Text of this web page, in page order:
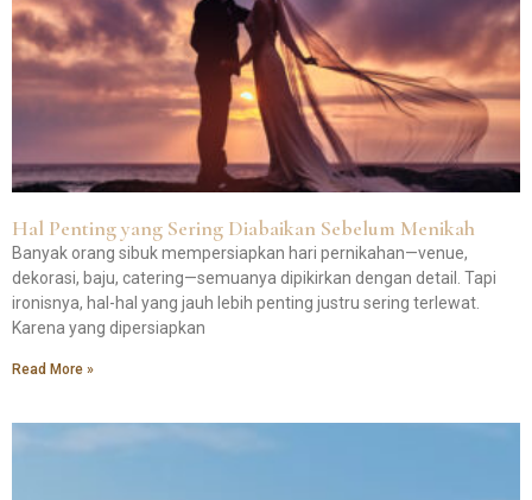
Hal Penting yang Sering Diabaikan Sebelum Menikah
Banyak orang sibuk mempersiapkan hari pernikahan—venue,
dekorasi, baju, catering—semuanya dipikirkan dengan detail. Tapi
ironisnya, hal-hal yang jauh lebih penting justru sering terlewat.
Karena yang dipersiapkan
Read More »